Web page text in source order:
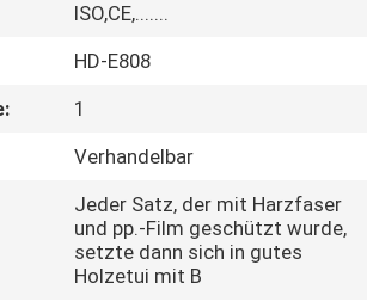
ISO,CE,.......
HD-E808
1
Verhandelbar
Jeder Satz, der mit Harzfaser
und pp.-Film geschützt wurde,
setzte dann sich in gutes
Holzetui mit B